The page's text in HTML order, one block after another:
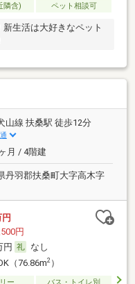
隣含) ペット相談可
生活は大好きなペット
山線 扶桑駅 徒歩12分
月 / 4階建
丹羽郡扶桑町大字高木字
円
円
なし
（76.86m2）